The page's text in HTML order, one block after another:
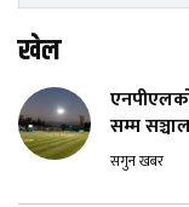
खेल
सम्म
सगुन खबर